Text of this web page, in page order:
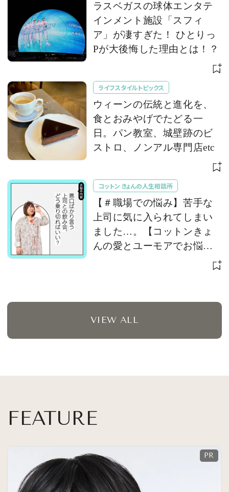
ラスベガスの球体エンタテ
インメント施設「スフィ
ア」が凄すぎた！ ひとりっ
Pが大後悔した理由とは！？
ライフスタイルトピックス
ウィーンの伝統と進化を、
食とおみやげでたどる一
日。パン教室、城壁跡のビ
ストロ、ノンアル専門店etc
コットン きょんの人生相談所
【＃職場での悩み】苦手な
上司に気に入られてしまい
ました…。【コットンきょ
んの愛とユーモアでお悩み
VIEW ALL
FEATURE